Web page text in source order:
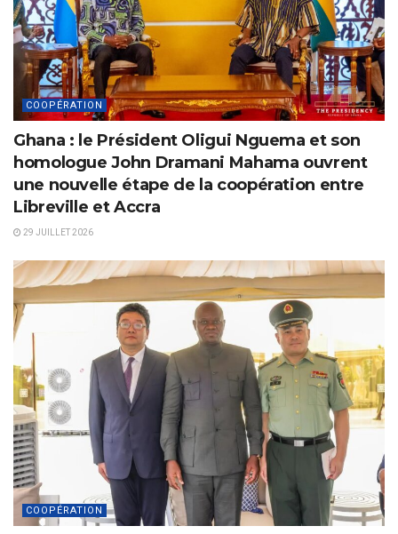
COOPÉRATION
Ghana : le Président Oligui Nguema et son
homologue John Dramani Mahama ouvrent
une nouvelle étape de la coopération entre
Libreville et Accra
29 JUILLET 2026
COOPÉRATION